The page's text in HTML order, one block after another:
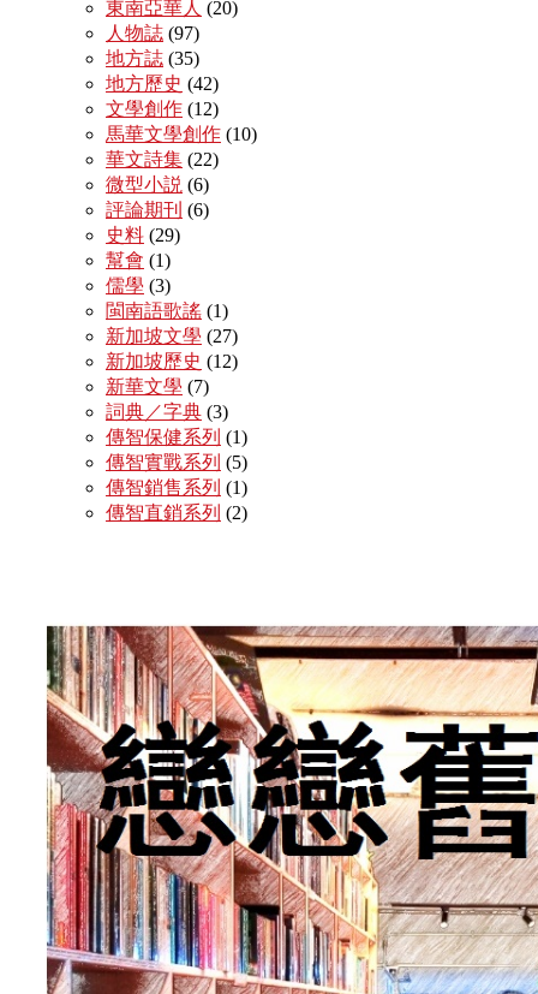
東南亞華人 (20)
人物誌 (97)
地方誌 (35)
地方歷史 (42)
文學創作 (12)
馬華文學創作 (10)
華文詩集 (22)
微型小説 (6)
評論期刊 (6)
史料 (29)
幫會 (1)
儒學 (3)
閩南語歌謠 (1)
新加坡文學 (27)
新加坡歷史 (12)
新華文學 (7)
詞典／字典 (3)
傳智保健系列 (1)
傳智實戰系列 (5)
傳智銷售系列 (1)
傳智直銷系列 (2)